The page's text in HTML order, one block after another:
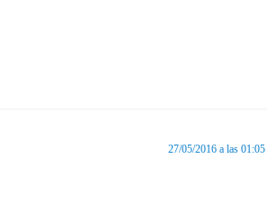
27/05/2016 a las 01:05